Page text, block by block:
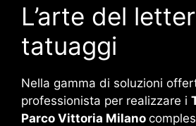
L’arte del
tatuaggi
Nella gamma di soluzioni
professionista per realizzare i
Parco Vittoria Milano